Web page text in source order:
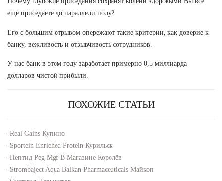
еще приседаете до параллели полу?
Его с большим отрывом опережают такие критерии, как доверие к
банку, вежливость и отзывчивость сотрудников.
У нас банк в этом году заработает примерно 0,5 миллиарда
долларов чистой прибыли.
ПОХОЖИЕ СТАТЬИ
-Real Gains Купино
-Sportein Enriched Protein Курильск
-Пептид Peg Mgf В Магазине Королёв
-Strombaject Aqua Balkan Pharmaceuticals Майкоп